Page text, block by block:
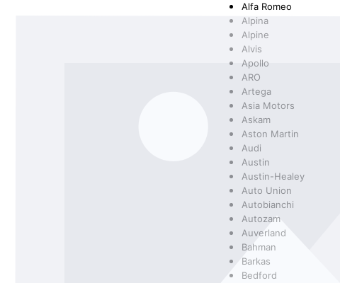
SPORTFEDERUNGEN
HEIZUNG/LÜFTUNG
KUPPLUNG/ GETRIEBE
SCHEIBENREINIGUNG
KLEBSTOFFE
BOSCH
GENERAL ELECTRIC
MERCEDES
PEMCO
Alfa Romeo
Alpina
Alpine
Alvis
Apollo
ARO
Artega
Asia Motors
Askam
Aston Martin
Audi
Austin
Austin-Healey
Auto Union
Autobianchi
Autozam
Auverland
Bahman
Barkas
Bedford